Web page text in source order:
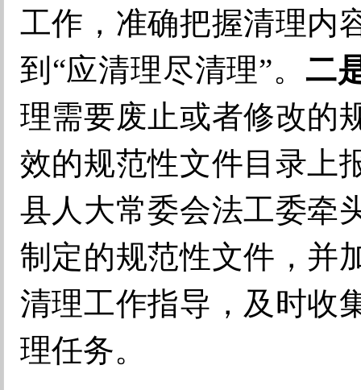
工作，准确把握清理内
到 “应清理尽清理”。 二
理需要废止或者修改的
效的规范性文件目录 上
县人大常委会法工委牵
制定的规范性文件，并
清理工作指导， 及时收
理任务。